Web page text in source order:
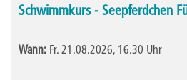
Schwimmkurs - Seepferdchen
Wann: Fr. 21.08.2026, 16.30 Uhr